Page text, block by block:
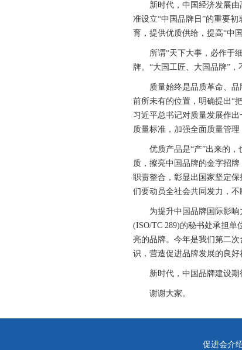
新时代，中国经济发展由高
准设立“中国品牌日”的重要
育，提供优质供给，提高“中
所谓“天下大事，必作于细
牌。“大国工匠、大国品牌”，
质量始终是品质革命、品牌
前所未有的位置，明确提出“
习近平总书记对质量发展作
质量标准，加强全面质量管
优质产品是“产”出来的，也
质，擦亮中国品牌的金字招
职责整合，彰显出国家坚定
们要动员全社会共同发力，
为提升中国品牌国际影响力
(ISO/TC 289)的秘书处承担
亮的品牌。今年是我们第二
识，营造促进品牌发展的良好
新时代，中国品牌建设期
谢谢大家。
促进会介